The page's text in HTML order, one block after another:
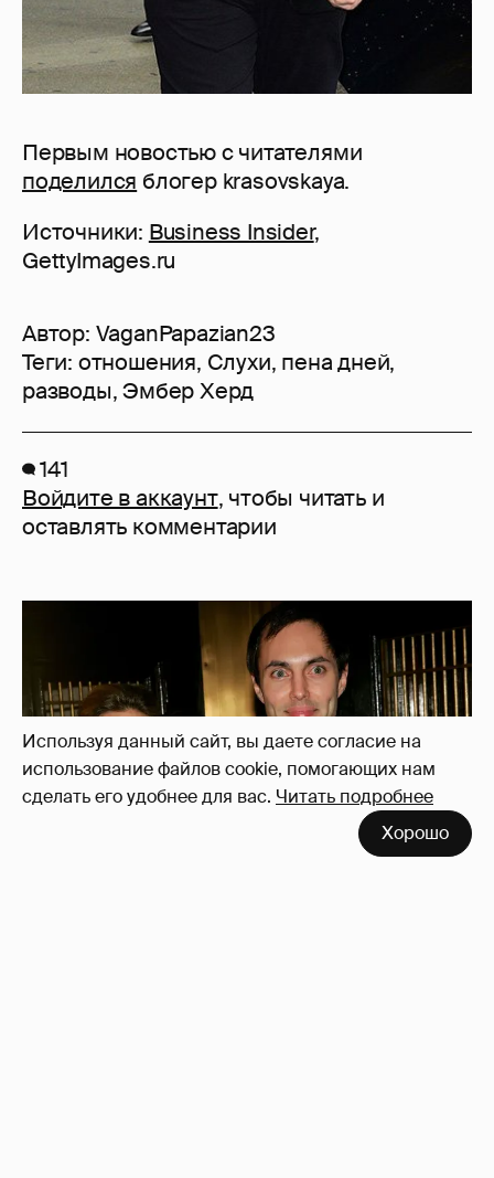
Используя данный сайт, вы даете согласие на
использование файлов cookie, помогающих нам
сделать его удобнее для вас. Читать подробнее
Хорошо
Первым новостью с читателями
поделился блогер krasovskaya.
Источники: Business Insider,
GettyImages.ru
Автор: VaganPapazian23
Теги: отношения, Слухи, пена дней,
разводы,Эмбер Херд
141
Войдите в аккаунт, чтобы читать и
оставлять комментарии